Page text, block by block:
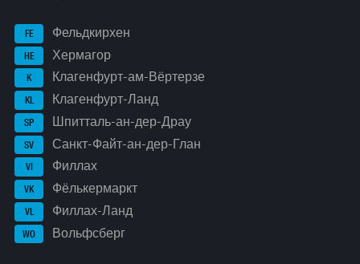
FE Фельдкирхен
HE Хермагор
K Клагенфурт-ам-Вёртерзе
KL Клагенфурт-Ланд
SP Шпитталь-ан-дер-Драу
SV Санкт-Файт-ан-дер-Глан
VI Филлах
VK Фёлькермаркт
VL Филлах-Ланд
WO Вольфсберг